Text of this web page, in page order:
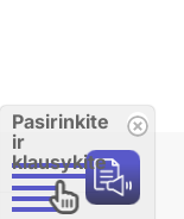
Pasirinkite
ir
klausykite